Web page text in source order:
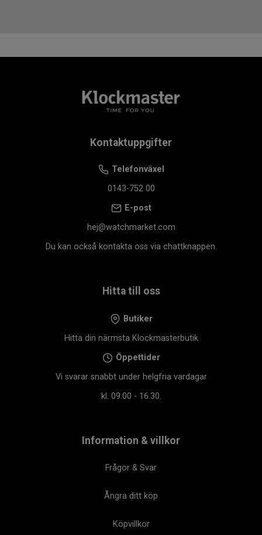
Kontaktuppgifter
Telefonväxel
0143-752 00
E-post
hej@watchmarket.com
Du kan också kontakta oss via chattknappen.
Hitta till oss
Butiker
Hitta din närmsta Klockmasterbutik
Öppettider
Vi svarar snabbt under helgfria vardagar
kl. 09.00 - 16.30.
Information & villkor
Frågor & Svar
Ångra ditt köp
Köpvillkor